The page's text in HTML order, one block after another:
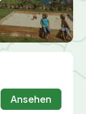
Ansehen